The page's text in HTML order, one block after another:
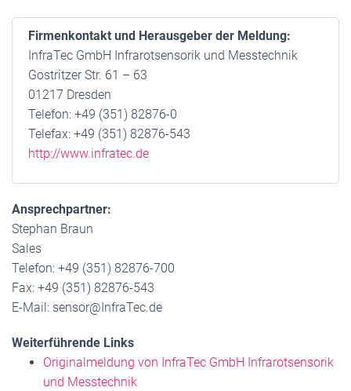
Firmenkontakt und Herausgeber der Meldung:
InfraTec GmbH Infrarotsensorik und Messtechnik
Gostritzer Str. 61 – 63
01217 Dresden
Telefon: +49 (351) 82876-0
Telefax: +49 (351) 82876-543
http://www.infratec.de
Ansprechpartner:
Stephan Braun
Sales
Telefon: +49 (351) 82876-700
Fax: +49 (351) 82876-543
E-Mail: sensor@InfraTec.de
Weiterführende Links
Originalmeldung von InfraTec GmbH Infrarotsensorik
und Messtechnik